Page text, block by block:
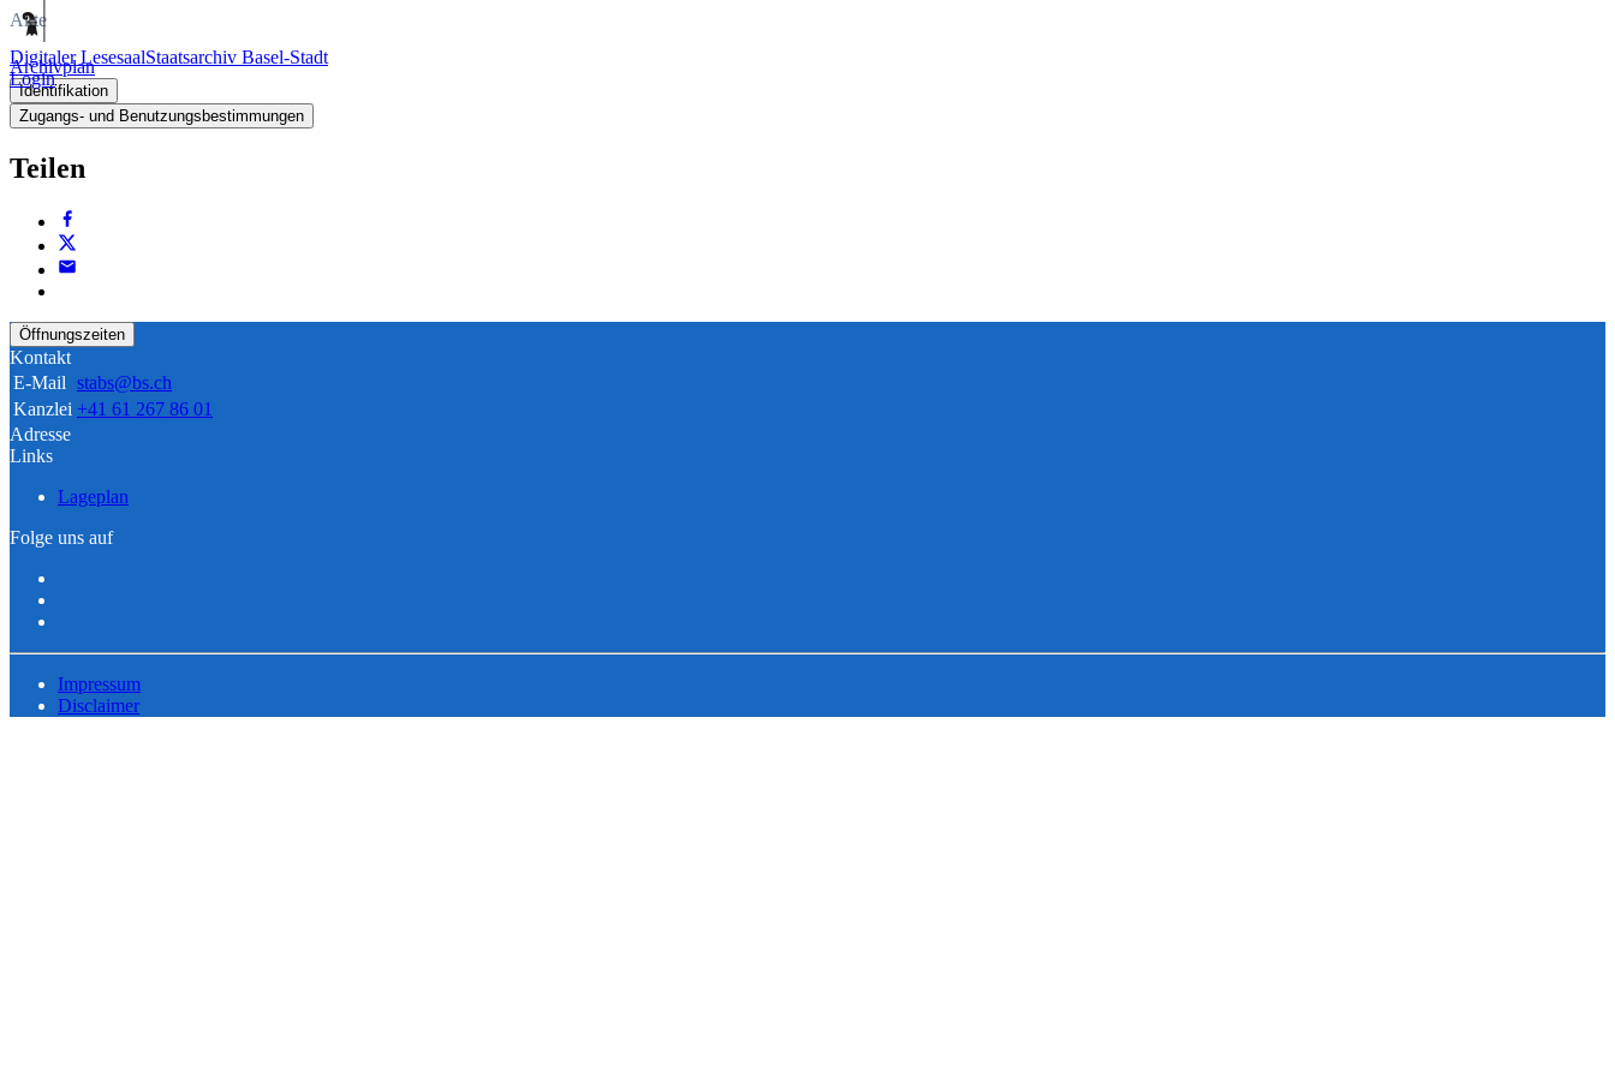
Digitaler LesesaalStaatsarchiv Basel-Stadt
Login
Akte
Archivplan
Identifikation
Zugangs- und Benutzungsbestimmungen
Teilen
Öffnungszeiten
Kontakt
E-Mail stabs@bs.ch
Kanzlei +41 61 267 86 01
Adresse
Links
Lageplan
Folge uns auf
Impressum
Disclaimer